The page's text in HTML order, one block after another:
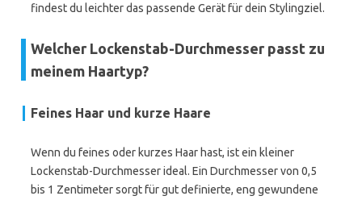
findest du leichter das passende Gerät für dein Stylingziel.
Welcher Lockenstab-Durchmesser passt zu
meinem Haartyp?
Feines Haar und kurze Haare
Wenn du feines oder kurzes Haar hast, ist ein kleiner
Lockenstab-Durchmesser ideal. Ein Durchmesser von 0,5
bis 1 Zentimeter sorgt für gut definierte, eng gewundene